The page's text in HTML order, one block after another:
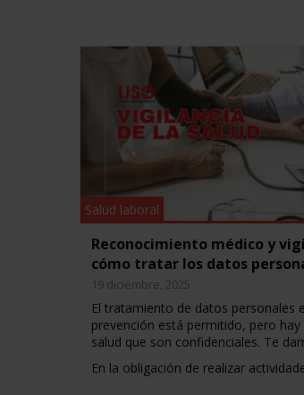
Salud laboral
Reconocimiento médico y
cómo tratar los datos
19 diciembre, 2025
El tratamiento de datos personales
prevención está permitido, pero
salud que son confidenciales. Te
En la obligación de realizar